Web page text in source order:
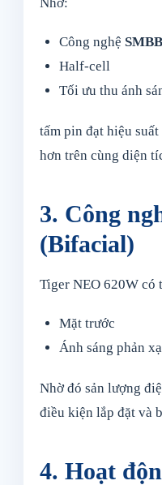
Công nghệ
Half-cell
Tối ưu thu ánh
tấm pin đạt hiệu suất
hơn trên cùng diện
3. Công
(Bifacial)
Tiger NEO 620W có
Mặt trước
Ánh sáng phản
Nhờ đó sản lượng
điều kiện lắp đặt và
4. Hoạt